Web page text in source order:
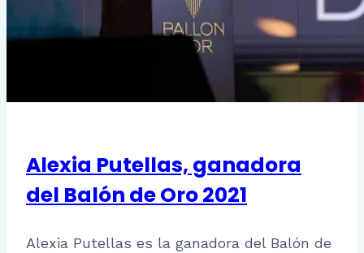
Alexia Putellas, ganadora
del Balón de Oro 2021
Alexia Putellas es la ganadora del Balón de